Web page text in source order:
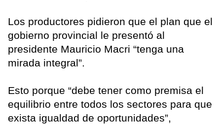
Los productores pidieron que el plan que el
gobierno provincial le presentó al
presidente Mauricio Macri “tenga una
mirada integral”.
Esto porque “debe tener como premisa el
equilibrio entre todos los sectores para que
exista igualdad de oportunidades”,